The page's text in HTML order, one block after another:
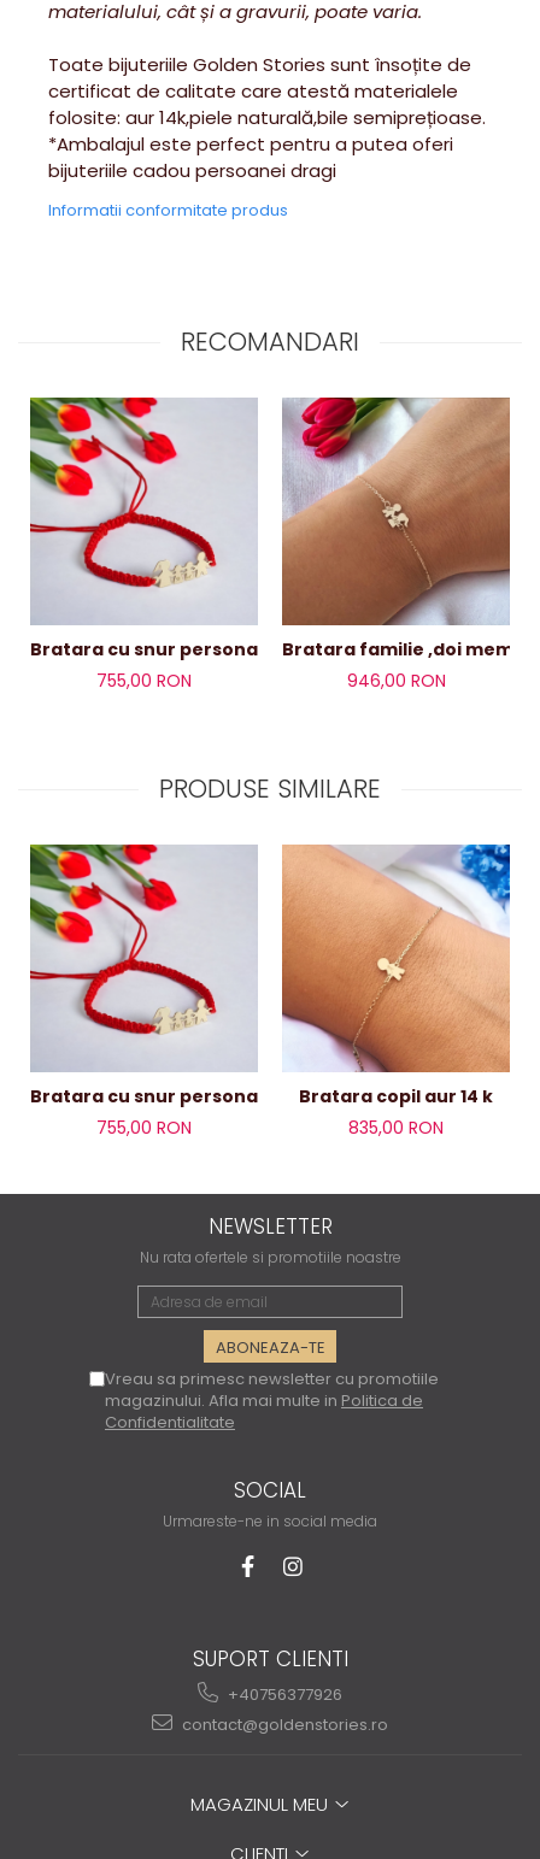
materialului, cât și a gravurii, poate varia.
Toate bijuteriile Golden Stories sunt însoțite de
certificat de calitate care atestă materialele
folosite: aur 14k,piele naturală,bile semiprețioase.
*Ambalajul este perfect pentru a putea oferi
bijuteriile cadou persoanei dragi
Informatii conformitate produs
RECOMANDARI
Bratara cu snur personalizata familie aur 14 k,4
755,00 RON
Bratara familie ,doi
946,00 RON
PRODUSE SIMILARE
Bratara cu snur personalizata familie aur 14 k,4
755,00 RON
Bratara copil aur 14 k
835,00 RON
NEWSLETTER
Nu rata ofertele si promotiile noastre
Vreau sa primesc newsletter cu promotiile
magazinului. Afla mai multe in Politica de
Confidentialitate
SOCIAL
Urmareste-ne in social media
SUPORT CLIENTI
+40756377926
contact@goldenstories.ro
MAGAZINUL MEU
CLIENTI